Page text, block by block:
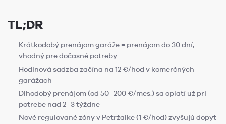
TL;DR
Krátkodobý prenájom garáže = prenájom do 30 dní,
vhodný pre dočasné potreby
Hodinová sadzba začína na 12 €/hod v komerčných
garážach
Dlhodobý prenájom (od 50–200 €/mes.) sa oplatí už pri
potrebe nad 2–3 týždne
Nové regulované zóny v Petržalke (1 €/hod) zvyšujú dopyt